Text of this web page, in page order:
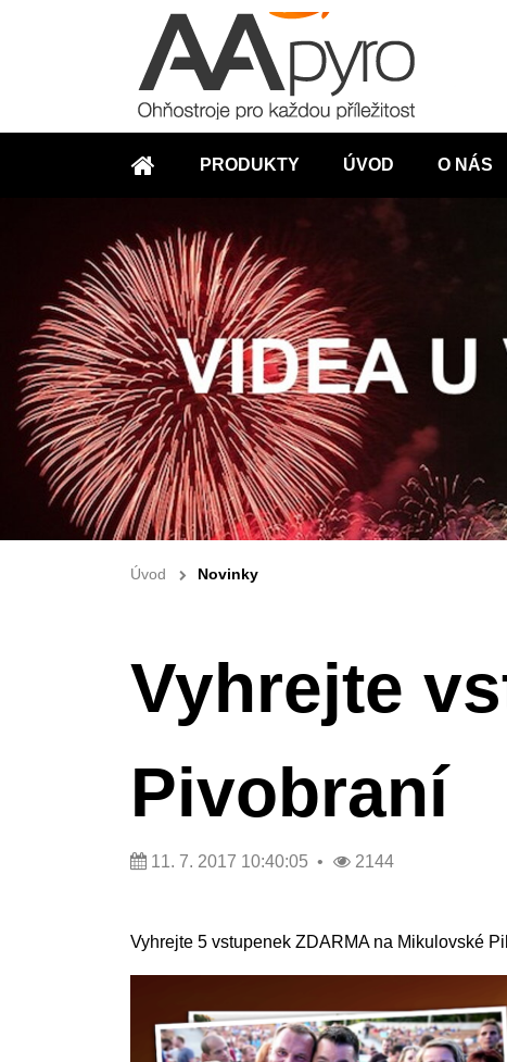
ÚVOD
PRODUKTY ÚVOD O NÁS
Úvod Novinky
Vyhrejte
Pivobraní
11. 7. 2017 10:40:05 2144
Vyhrejte 5 vstupenek ZDARMA na Mikulovské